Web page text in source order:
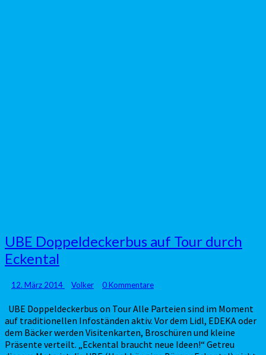
UBE
Doppeldeckerbus
auf
durch
UBE Doppeldeckerbus auf Tour durch
Eckental
12. März 2014 Volker Kommentare
0 Kommentare
UBE Doppeldeckerbus on Tour Alle Parteien sind im Moment
auf traditionellen Infoständen aktiv. Vor dem Lidl, EDEKA oder
dem Bäcker werden Visitenkarten, Broschüren und kleine
Präsente verteilt. „Eckental braucht neue Ideen!“ Getreu